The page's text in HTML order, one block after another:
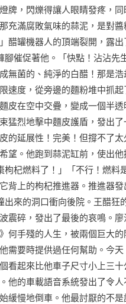
牌，閃爍得讓人眼睛發疼，
充滿腐敗氣味的蒜泥，是對
醋罐機器人的頂端裂開，露
催促著他。「快點！沾沾先
無菌的、純淨的白醋！那是
速度，從旁邊的麵粉堆中抓
皮在空中交疊，變成一個半
烈地擊中麵皮護盾，發出
的延展性！完美！但撐不了
望。他跑到蒜泥缸前，使出
杞燃料了！」「不行！燃料
背上的枸杞推進器。推進器
來的洞口衝向後院。王醋狂
碎，發出了最後的哀鳴。
何手殘的人生，被兩個巨大
需要時提供過任何幫助。今
看起來比他車子尺寸小上三
他的車載語音系統發出了令
緩慢地倒車。他最討厭的不